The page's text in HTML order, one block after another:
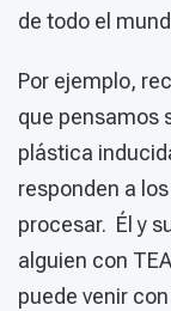
de todo el
Por ejemplo,
que pensamos
plástica
responden a
procesar. Él y
alguien con
puede venir